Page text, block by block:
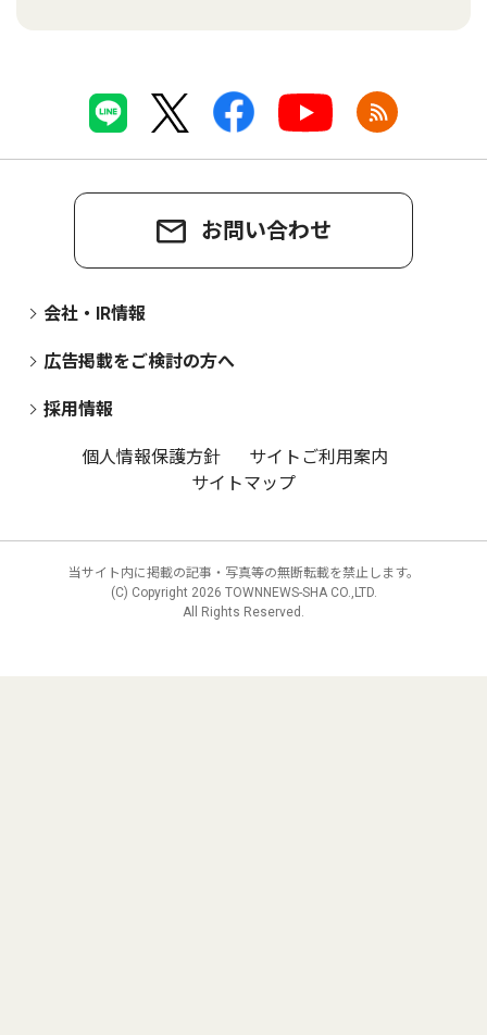
お問い合わせ
会社・IR情報
広告掲載をご検討の方へ
採用情報
個人情報保護方針
サイトご利用案内
サイトマップ
当サイト内に掲載の記事・写真等の無断転載を禁止します。
(C) Copyright 2026 TOWNNEWS-SHA CO.,LTD.
All Rights Reserved.